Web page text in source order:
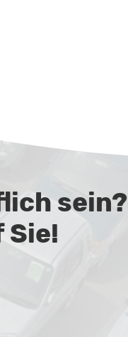
sein?
Sie!